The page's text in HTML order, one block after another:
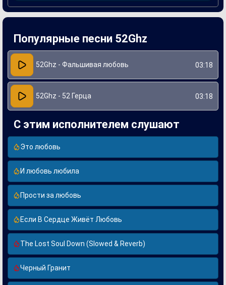
Создание "Фальшивой любви" стало результатом
индивидуальность и стремление к самовыражению, что
делает каждую песню не просто развлечением, а
настоящим произведением искусства. Выход данной
композиции сопровождался активной рекламной
кампанией, что способствовало ее популярности и
положительным отзывам слушателей.
Популярные песни 52Ghz
52Ghz - Фальшивая любовь 03:18
52Ghz - 52 Герца 03:18
С этим исполнителем слушают
Это любовь
И любовь любила
Прости за любовь
Если В Сердце Живёт Любовь
The Lost Soul Down (Slowed & Reverb)
Черный Гранит